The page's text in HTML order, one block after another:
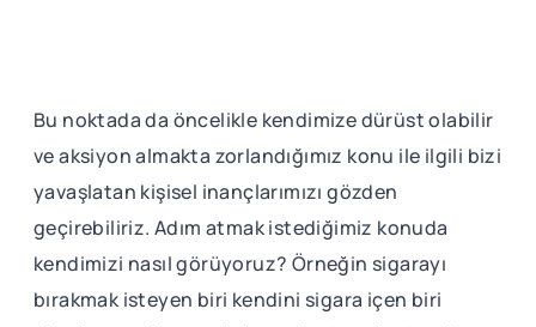
Bu noktada da öncelikle kendimize dürüst olabilir
ve aksiyon almakta zorlandığımız konu ile ilgili bizi
yavaşlatan kişisel inançlarımızı gözden
geçirebiliriz. Adım atmak istediğimiz konuda
kendimizi nasıl görüyoruz? Örneğin sigarayı
bırakmak isteyen biri kendini sigara içen biri